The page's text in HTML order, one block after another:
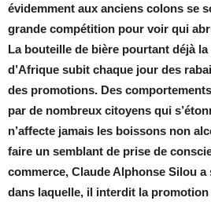
évidemment aux anciens colons se
grande compétition pour voir qui
La bouteille de bière pourtant déjà
d’Afrique subit chaque jour des
des promotions. Des
par de nombreux citoyens qui
n’affecte jamais les boissons non
faire un semblant de prise de
commerce, Claude Alphonse Silou
dans laquelle, il interdit la